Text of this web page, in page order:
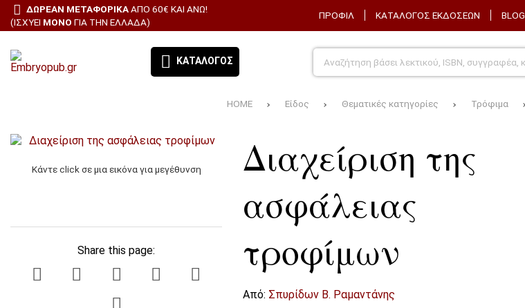
ΔΩΡΕΑΝ ΜΕΤΑΦΟΡΙΚΑΑΠΌ 60€ ΚΑΙ ΆΝΩ!
(ΙΣΧΎΕΙ ΜΌΝΟ ΓΙΑ ΤΗΝ ΕΛΛΆΔΑ)
ΠΡΟΦΊΛ ΚΑΤΆΛΟΓΟΣ ΕΚΔΌΣΕΩΝ BLOG
ΚΑΤΆΛΟΓΟΣ
ΣΥΝΔΡΟΜΉ ΕΦΗΜΕΡΊΔΑ ΑΙΓΑΛΕΩ
ΌΛΑ ΤΑ ΠΡΟΪΌΝΤΑ
HOME Είδος Θεματικές κατηγορίες Τρόφιμα
Κάντε click σε μια εικόνα για μεγέθυνση
Share this page:
Διαχείριση της
ασφάλειας
τροφίμων
Από: Σπυρίδων Β. Ραμαντάνης